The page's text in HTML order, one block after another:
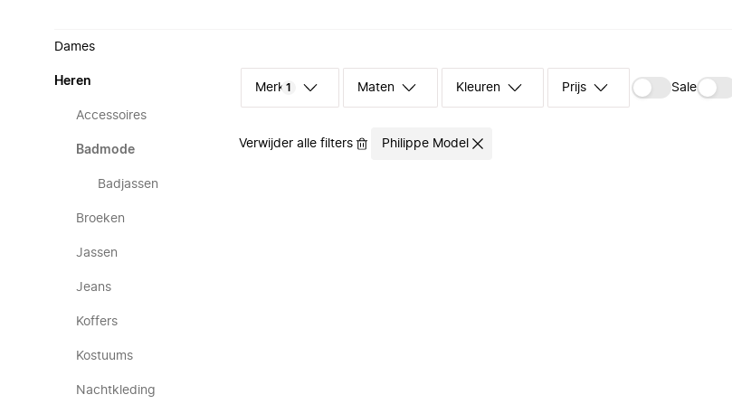
Dames
Heren
Accessoires
Badmode
Badjassen
Broeken
Jassen
Jeans
Koffers
Kostuums
Nachtkleding
Merk 1 Maten Kleuren Prijs Sale
Verwijder alle filters Philippe Model